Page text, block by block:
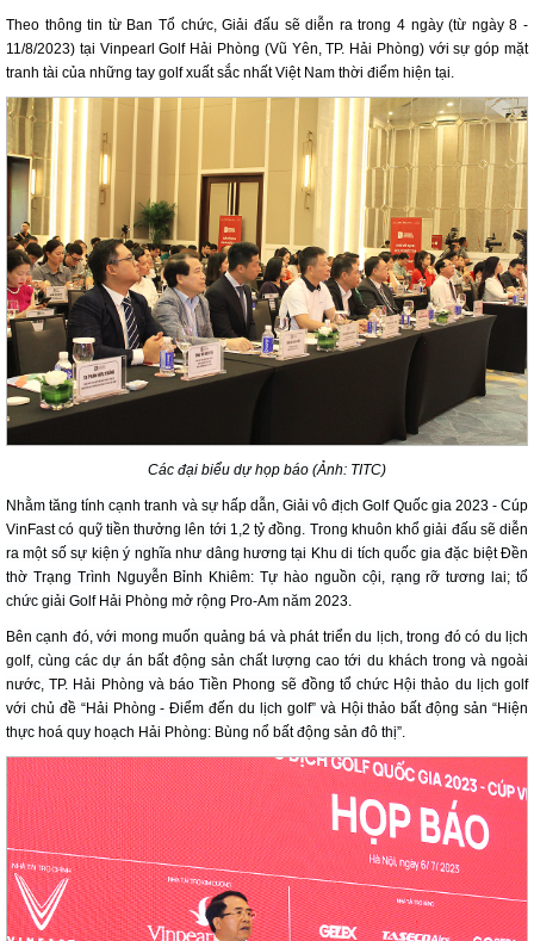
Theo thông tin từ Ban Tổ chức, Giải đấu sẽ diễn ra trong 4 ngày (từ ngày 8 -
11/8/2023) tại Vinpearl Golf Hải Phòng (Vũ Yên, TP. Hải Phòng) với sự góp mặt
tranh tài của những tay golf xuất sắc nhất Việt Nam thời điểm hiện tại.
Các đại biểu dự họp báo (Ảnh: TITC)
Nhằm tăng tính cạnh tranh và sự hấp dẫn, Giải vô địch Golf Quốc gia 2023 - Cúp
VinFast có quỹ tiền thưởng lên tới 1,2 tỷ đồng. Trong khuôn khổ giải đấu sẽ diễn
ra một số sự kiện ý nghĩa như dâng hương tại Khu di tích quốc gia đặc biệt Đền
thờ Trạng Trình Nguyễn Bỉnh Khiêm: Tự hào nguồn cội, rạng rỡ tương lai; tổ
chức giải Golf Hải Phòng mở rộng Pro-Am năm 2023.
Bên cạnh đó, với mong muốn quảng bá và phát triển du lịch, trong đó có du lịch
golf, cùng các dự án bất động sản chất lượng cao tới du khách trong và ngoài
nước, TP. Hải Phòng và báo Tiền Phong sẽ đồng tổ chức Hội thảo du lịch golf
với chủ đề “Hải Phòng - Điểm đến du lịch golf” và Hội thảo bất động sản “Hiện
thực hoá quy hoạch Hải Phòng: Bùng nổ bất động sản đô thị”.